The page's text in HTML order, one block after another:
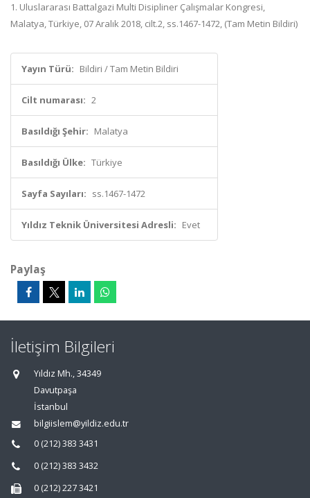
1. Uluslararası Battalgazi Multi Disipliner Çalışmalar Kongresi,
Malatya, Türkiye, 07 Aralık 2018, cilt.2, ss.1467-1472, (Tam Metin Bildiri)
Yayın Türü: Bildiri / Tam Metin Bildiri
Cilt numarası: 2
Basıldığı Şehir: Malatya
Basıldığı Ülke: Türkiye
Sayfa Sayıları: ss.1467-1472
Yıldız Teknik Üniversitesi Adresli: Evet
Paylaş
İletişim Bilgileri
Yıldız Mh., 34349
Davutpaşa
İstanbul
bilgiislem@yildiz.edu.tr
0 (212) 383 3431
0 (212) 383 3432
0 (212) 227 3421